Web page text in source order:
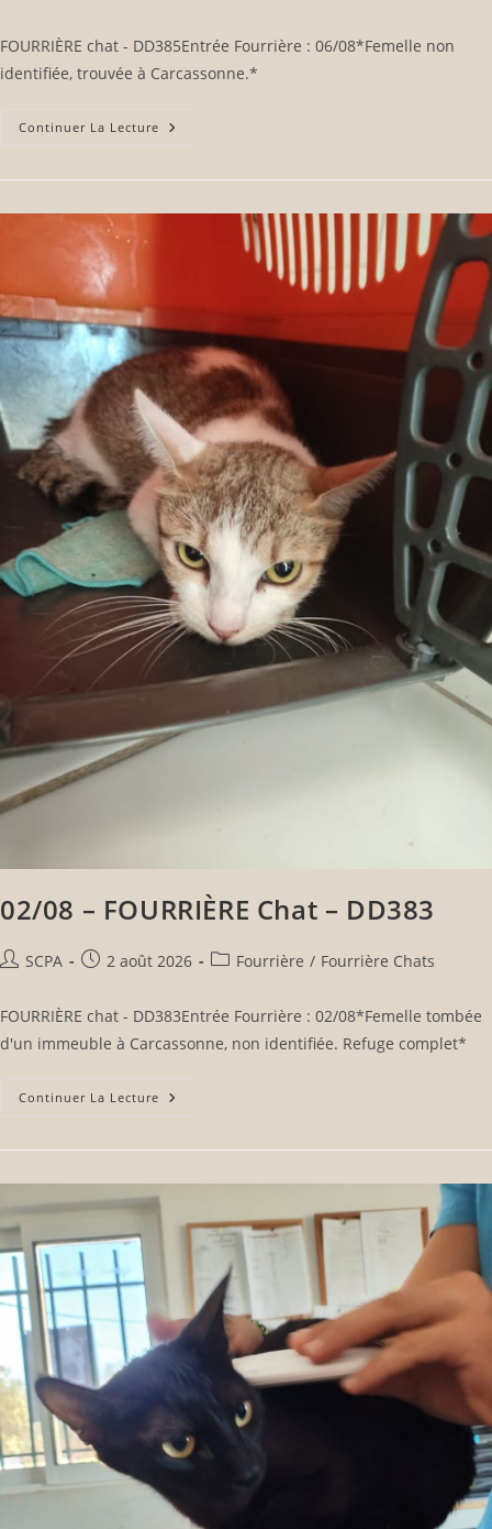
FOURRIÈRE chat - DD385Entrée Fourrière : 06/08*Femelle non
identifiée, trouvée à Carcassonne.*
Continuer La Lecture
02/08 – FOURRIÈRE Chat – DD383
SCPA 2 août 2026 Fourrière / Fourrière Chats
FOURRIÈRE chat - DD383Entrée Fourrière : 02/08*Femelle tombée
d'un immeuble à Carcassonne, non identifiée. Refuge complet*
Continuer La Lecture